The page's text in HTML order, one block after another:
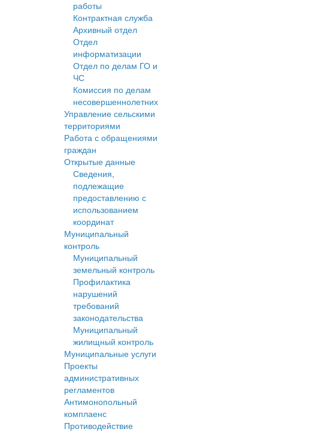
работы
Контрактная служба
Архивный отдел
Отдел
информатизации
Отдел по делам ГО и
ЧС
Комиссия по делам
несовершеннолетних
Управление сельскими
территориями
Работа с обращениями
граждан
Открытые данные
Сведения,
подлежащие
предоставлению с
использованием
координат
Муниципальный
контроль
Муниципальный
земельный контроль
Профилактика
нарушений
требований
законодательства
Муниципальный
жилищный контроль
Муниципальные услуги
Проекты
административных
регламентов
Антимонопольный
комплаенс
Противодействие